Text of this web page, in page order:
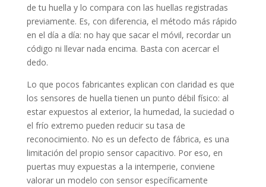
de tu huella y lo compara con las huellas registradas
previamente. Es, con diferencia, el método más rápido
en el día a día: no hay que sacar el móvil, recordar un
código ni llevar nada encima. Basta con acercar el
dedo.
Lo que pocos fabricantes explican con claridad es que
los sensores de huella tienen un punto débil físico: al
estar expuestos al exterior, la humedad, la suciedad o
el frío extremo pueden reducir su tasa de
reconocimiento. No es un defecto de fábrica, es una
limitación del propio sensor capacitivo. Por eso, en
puertas muy expuestas a la intemperie, conviene
valorar un modelo con sensor específicamente